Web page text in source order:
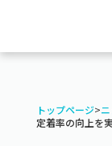
トップページ>
定着率の向上を